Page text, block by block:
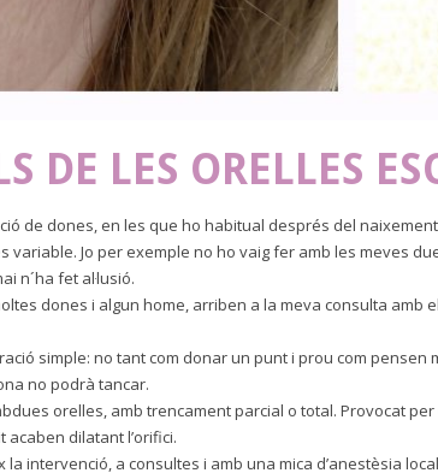
DE LES ORELLES
de dones, en les que ho habitual després del
variable. Jo per exemple no ho vaig fer amb les meves
n´ha fet al·lusió.
dones i algun home, arriben a la meva consulta
simple: no tant com donar un punt i prou com
no podrà tancar.
orelles, amb trencament parcial o total. Provocat
acaben dilatant l’orifici.
la intervenció, a consultes i amb una mica d’anestèsia